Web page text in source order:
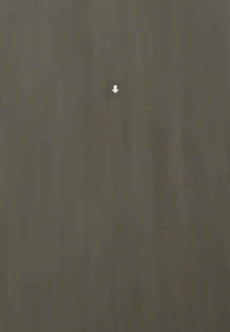
Scroll